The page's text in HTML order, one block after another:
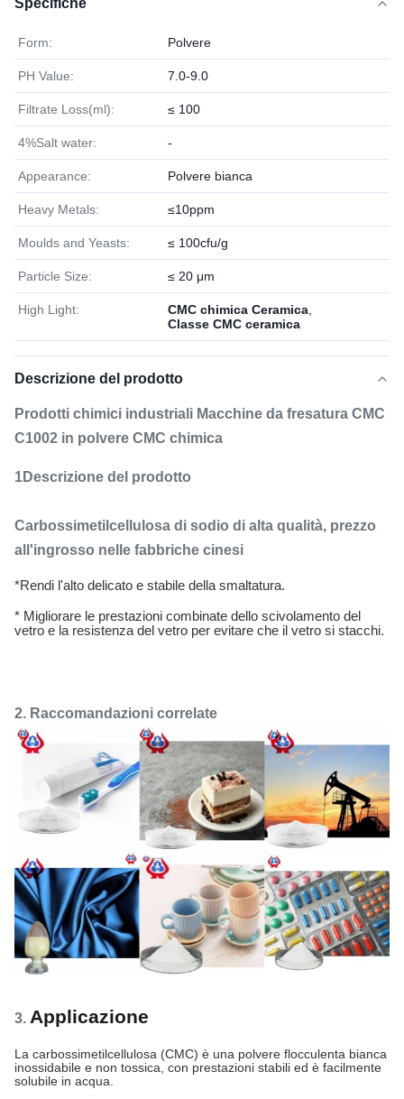
Specifiche
Form: Polvere
PH Value: 7.0-9.0
Filtrate Loss(ml): ≤ 100
4%Salt water: -
Appearance: Polvere bianca
Heavy Metals: ≤10ppm
Moulds and Yeasts: ≤ 100cfu/g
Particle Size: ≤ 20 μm
High Light: CMC chimica Ceramica
Classe CMC ceramica
Descrizione del prodotto
Prodotti chimici industriali Macchine da fresatura CMC
C1002 in polvere CMC chimica
1Descrizione del prodotto
Carbossimetilcellulosa di sodio di alta qualità, prezzo
all'ingrosso nelle fabbriche cinesi
*Rendi l'alto delicato e stabile della smaltatura.
* Migliorare le prestazioni combinate dello scivolamento del
vetro e la resistenza del vetro per evitare che il vetro si stacchi.
2. Raccomandazioni correlate
3. Applicazione
La carbossimetilcellulosa (CMC) è una polvere flocculenta bianca
inossidabile e non tossica, con prestazioni stabili ed è facilmente
solubile in acqua.